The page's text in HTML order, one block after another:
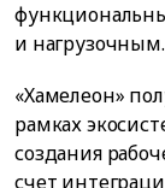
и нагрузочным.
«Хамелеон»
рамках
создания
счет